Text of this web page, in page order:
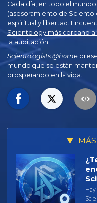
Cada día, en todo el
(asesoramiento de
espiritual y libertad.
Scientology más cercano a
la auditación.
Scientologists @home
mundo que se están
prosperando en la vida.